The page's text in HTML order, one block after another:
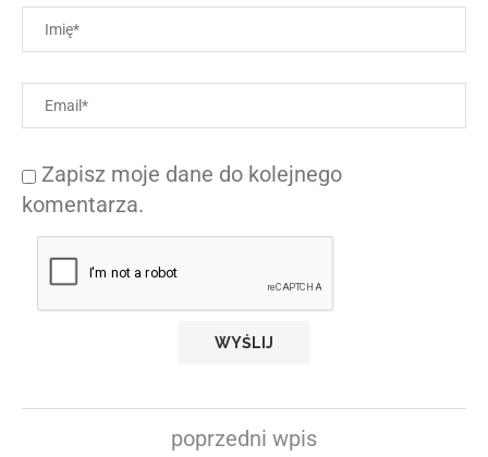
Zapisz moje dane do kolejnego
komentarza.
poprzedni wpis